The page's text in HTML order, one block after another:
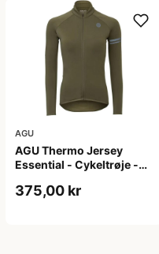
AGU
AGU Thermo Jersey
Essential - Cykeltrøje -
XXL
375,00 kr